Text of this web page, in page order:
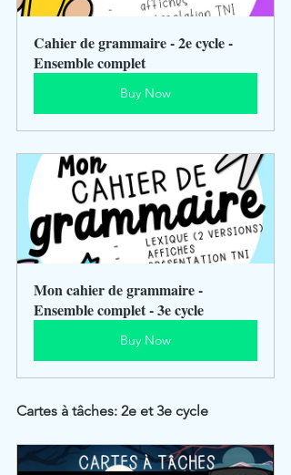
Cahier de grammaire - 2e cycle -
Ensemble complet
Buy Now
Mon cahier de grammaire -
Ensemble complet - 3e cycle
Buy Now
Cartes à tâches: 2e et 3e cycle